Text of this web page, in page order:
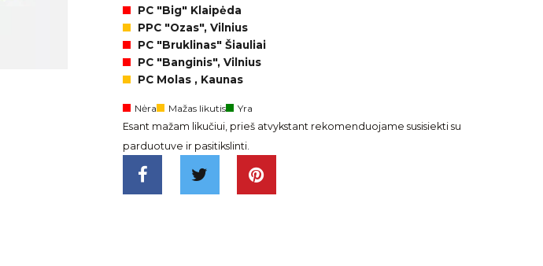
PC "Big" Klaipėda
PPC "Ozas", Vilnius
PC "Bruklinas" Šiauliai
PC "Banginis", Vilnius
PC Molas , Kaunas
Nėra Mažas likutis
Yra
Esant mažam likučiui, prieš atvykstant rekomenduojame susisiekti su
parduotuve ir pasitikslinti.